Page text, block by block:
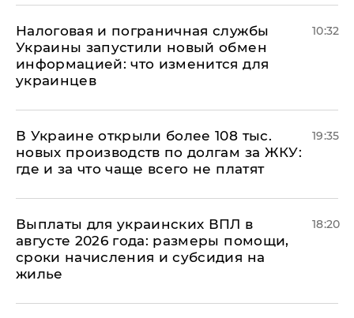
Налоговая и пограничная службы
Украины запустили новый обмен
информацией: что изменится для
украинцев
10:32
В Украине открыли более 108 тыс.
новых производств по долгам за ЖКУ:
где и за что чаще всего не платят
19:35
Выплаты для украинских ВПЛ в
августе 2026 года: размеры помощи,
сроки начисления и субсидия на
жилье
18:20